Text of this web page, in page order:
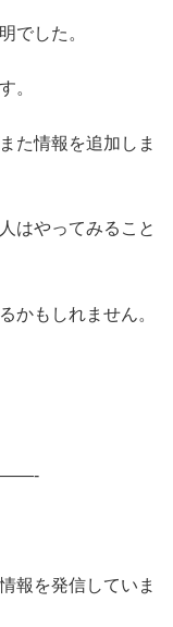
でした。
。
た情報を追加しま
はやってみること
かもしれません。
報を発信していま